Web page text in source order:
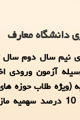
دانشگاه معارف
نیم سال دوم
(ترم بهمن 1401) بوسیله آزمون
(ویژه طلاب حوزه
دانشجوی دکتری می پذیرد که حدود 10